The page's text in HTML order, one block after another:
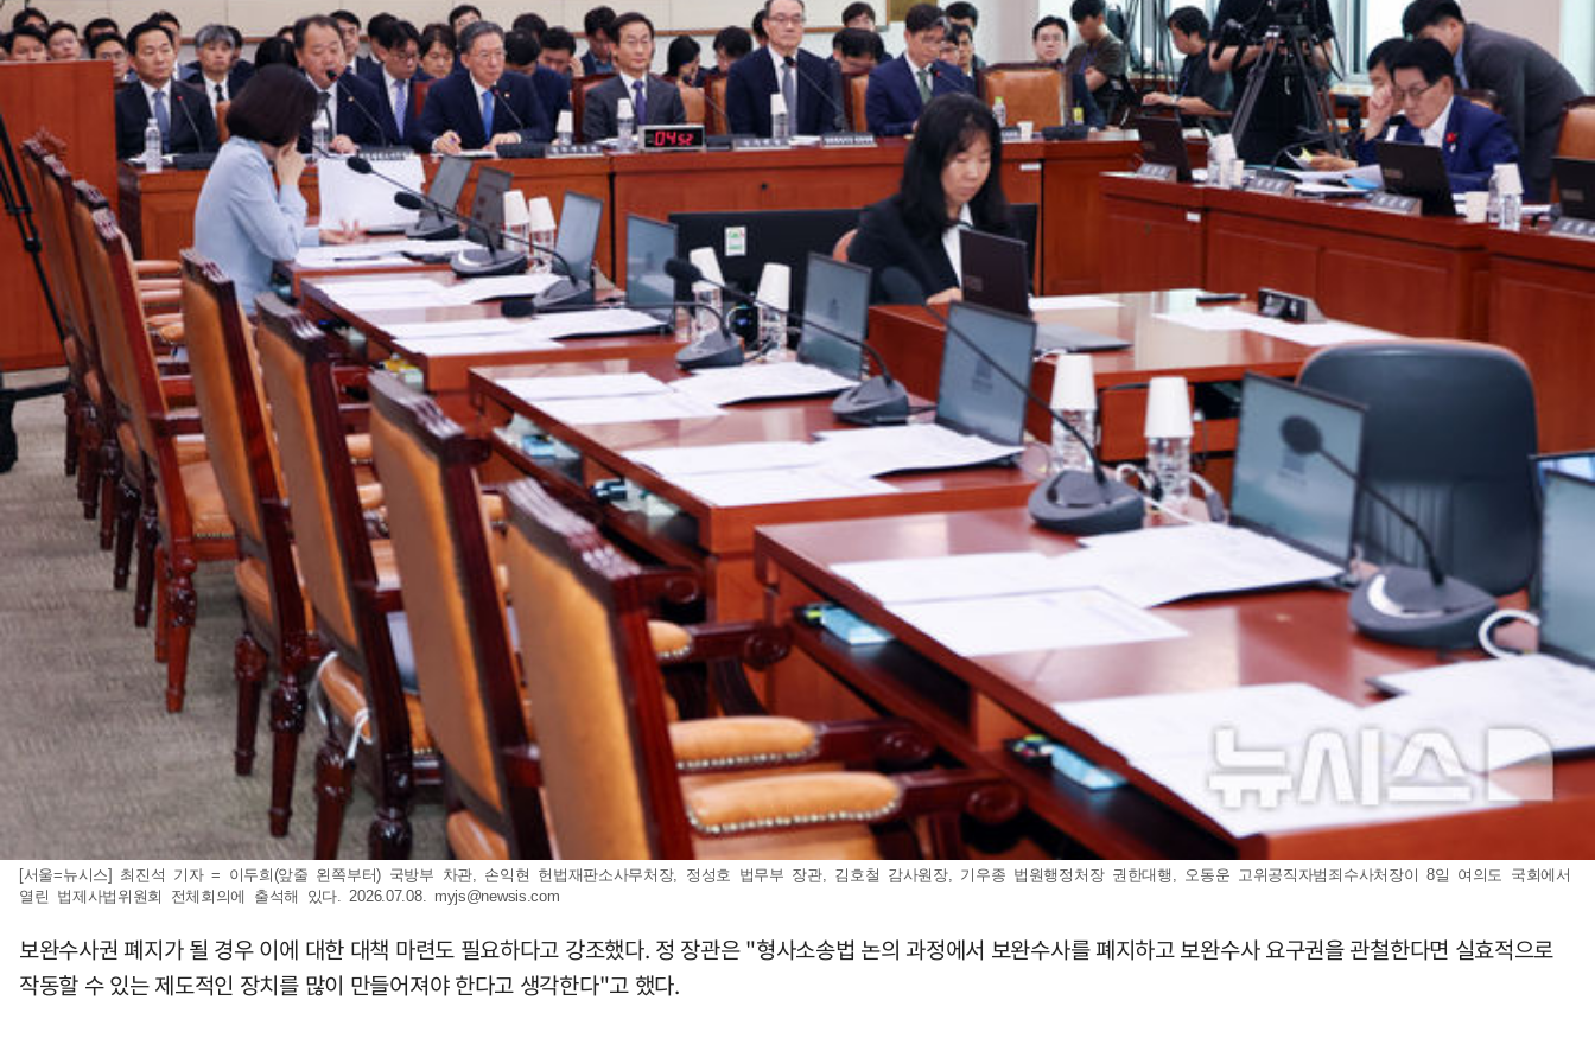
[서울=뉴시스] 최진석 기자 = 이두희(앞줄 왼쪽부터) 국방부 차관, 손익현 헌법재판소사무처장, 정성호 법무부 장관, 김호철 감사원장, 기우종 법원행정처장 권한대행, 오동운 고위공직자범죄수사처장이 8일 여의도 국회에서
열린 법제사법위원회 전체회의에 출석해 있다. 2026.07.08. myjs@newsis.com
보완수사권 폐지가 될 경우 이에 대한 대책 마련도 필요하다고 강조했다. 정 장관은 "형사소송법 논의 과정에서 보완수사를 폐지하고 보완수사 요구권을 관철한다면 실효적으로
작동할 수 있는 제도적인 장치를 많이 만들어져야 한다고 생각한다"고 했다.